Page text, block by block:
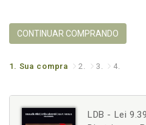
CONTINUAR COMPRANDO
1. Sua compra 2. 3. 4.
LDB - Lei